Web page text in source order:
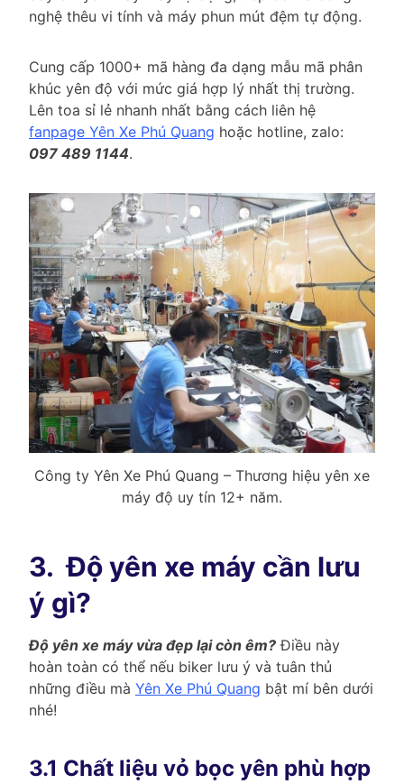
nghệ thêu vi tính và máy phun mút đệm tự động.
Cung cấp 1000+ mã hàng đa dạng mẫu mã phân
khúc yên độ với mức giá hợp lý nhất thị trường.
Lên toa sỉ lẻ nhanh nhất bằng cách liên hệ
fanpage Yên Xe Phú Quang hoặc hotline, zalo:
097 489 1144.
Công ty Yên Xe Phú Quang – Thương hiệu yên xe
máy độ uy tín 12+ năm.
3.Độ yên xe máy cần lưu
ý gì?
Độ yên xe máy vừa đẹp lại còn êm? Điều này
hoàn toàn có thể nếu biker lưu ý và tuân thủ
những điều mà Yên Xe Phú Quang bật mí bên dưới
nhé!
3.1 Chất liệu vỏ bọc yên phù hợp